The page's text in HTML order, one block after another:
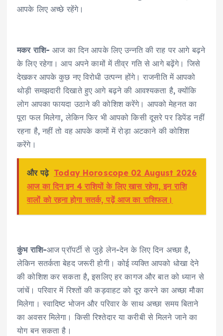
आपके लिए अच्छे रहेंगे।
मकर राशि-आज का दिन आपके लिए उन्नति की राह पर आगे बढ़ने
के लिए रहेगा। आप अपने कामों में तीव्र गति से आगे बढ़ेंगे। जिसे
देखकर आपके कुछ नए विरोधी उत्पन्न होंगे। राजनीति में आपको
थोड़ी समझदारी दिखाते हुए आगे बढ़ने की आवश्यकता है, क्योंकि
लोग आपका फायदा उठाने की कोशिश करेंगे। आपको मेहनत का
पूरा फल मिलेगा, लेकिन फिर भी आपको किसी दूसरे पर डिपेंड नहीं
रहना है, नहीं तो वह आपके कामों में रोड़ा अटकाने की कोशिश
करेंगे।
और पढ़े Today Horoscope 02 August 2026
आज का दिन इन 4 राशियों के लिए खास रहेगा, इन राशि
वालों को रहना होगा सतर्क, पढ़ें आज का राशिफल।
कुंभ राशि-आज प्रॉपर्टी से जुड़े लेन-देन के लिए दिन अच्छा है,
लेकिन सतर्कता बेहद जरूरी होगी। कोई व्यक्ति आपको धोखा देने
की कोशिश कर सकता है, इसलिए हर कागज और बात को ध्यान से
जांचें। परिवार में रिश्तों की कड़वाहट को दूर करने का अच्छा मौका
मिलेगा। स्वादिष्ट भोजन और परिवार के साथ अच्छा समय बिताने
का अवसर मिलेगा। किसी रिश्तेदार या करीबी से मिलने जाने का
योग बन सकता है।